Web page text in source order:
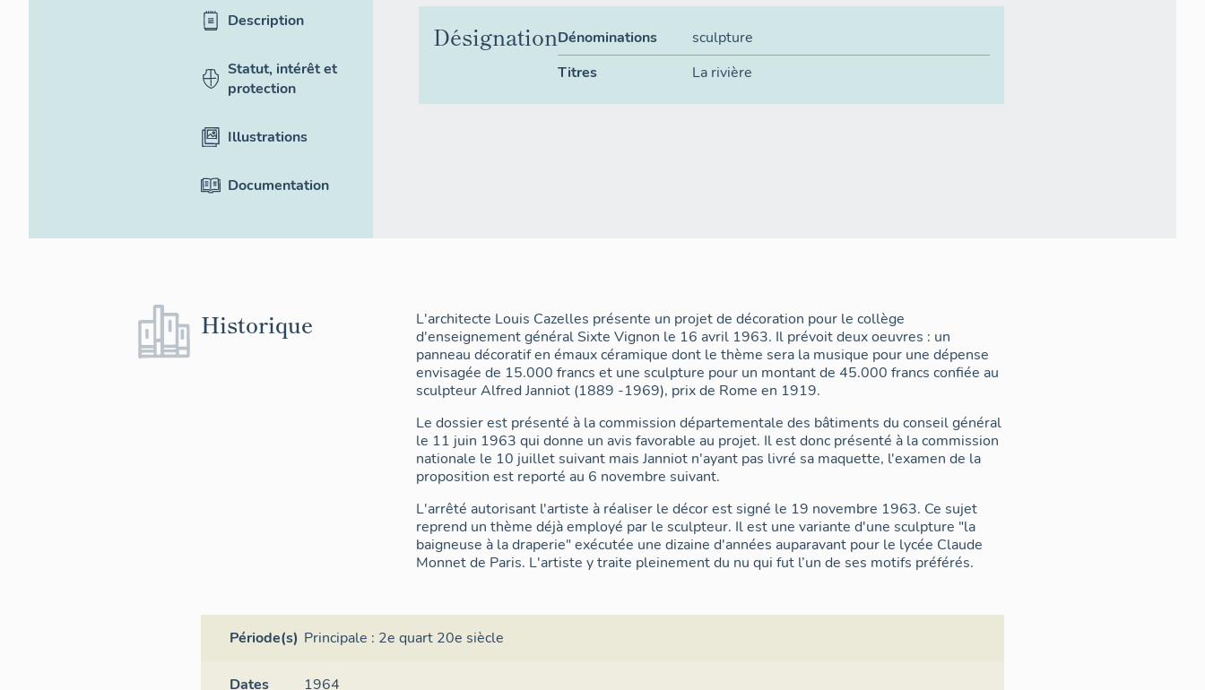
Description
Statut, intérêt et
protection
Illustrations
Documentation
DésignationDénominations
sculpture
Titres
La rivière
Historique
L'architecte Louis Cazelles présente un projet de décoration pour le collège
d'enseignement général Sixte Vignon le 16 avril 1963. Il prévoit deux oeuvres : un
panneau décoratif en émaux céramique dont le thème sera la musique pour une dépense
envisagée de 15.000 francs et une sculpture pour un montant de 45.000 francs confiée au
sculpteur Alfred Janniot (1889 -1969), prix de Rome en 1919.
Le dossier est présenté à la commission départementale des bâtiments du conseil général
le 11 juin 1963 qui donne un avis favorable au projet. Il est donc présenté à la commission
nationale le 10 juillet suivant mais Janniot n'ayant pas livré sa maquette, l'examen de la
proposition est reporté au 6 novembre suivant.
L'arrêté autorisant l'artiste à réaliser le décor est signé le 19 novembre 1963. Ce sujet
reprend un thème déjà employé par le sculpteur. Il est une variante d'une sculpture "la
baigneuse à la draperie" exécutée une dizaine d'années auparavant pour le lycée Claude
Monnet de Paris. L'artiste y traite pleinement du nu qui fut l’un de ses motifs préférés.
Période(s) Principale : 2e quart 20e siècle
Dates 1964